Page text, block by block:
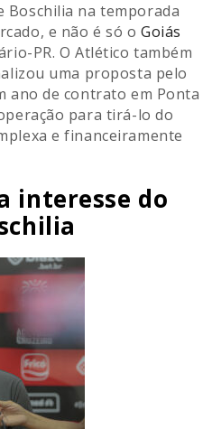
Boschilia na temporada
e não é só o Goiás
PR. O Atlético também
uma proposta pelo
ano de contrato em Ponta
para tirá-lo do
e financeiramente
interesse do